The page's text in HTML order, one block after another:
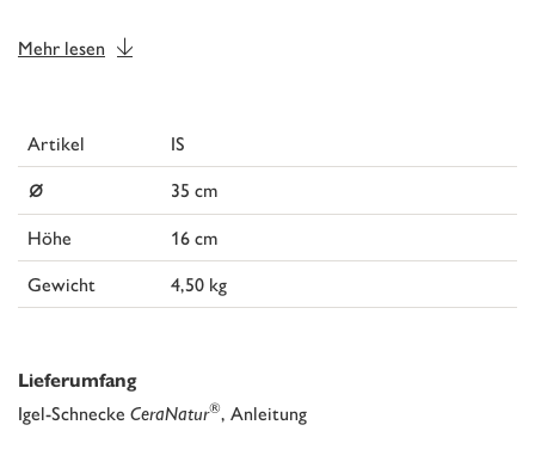
Mehr lesen
Artikel IS
⌀
35 cm
Höhe
16 cm
Gewicht
4,50 kg
Lieferumfang
Igel-Schnecke CeraNatur®, Anleitung